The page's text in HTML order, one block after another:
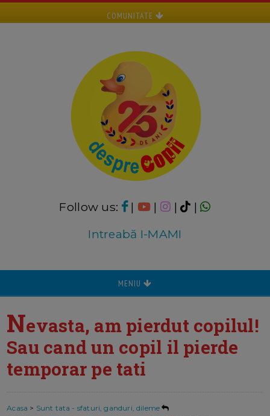
COMUNITATE
Follow us: | | |
|
Intreabă I-MAMI
MENIU
Nevasta, am pierdut copilul!
Sau cand un copil il pierde
temporar pe tati
Acasa > Sunt tata - sfaturi, ganduri, dileme